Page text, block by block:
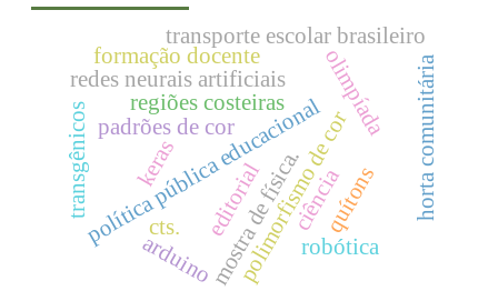
editorial
olimpíada
política pública educacional
transporte escolar brasileiro
padrões de corpolimorfismo de cor
quítons
regiões costeiras
robótica
redes neurais artificiais
keras mostra de física.
formação docente
transgênicos
cts.
horta comunitária
ciência
arduino